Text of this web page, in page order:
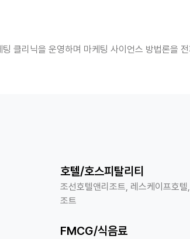
클리닉을 운영하며 마케팅 사이언스 방법론을
호텔/호스피탈리티
조선호텔앤리조트, 레스케이프호
조트
FMCG/식음료